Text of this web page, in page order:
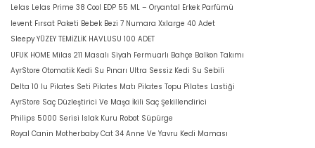
Lelas Lelas Prime 38 Cool EDP 55 ML – Oryantal Erkek Parfümü
levent Fırsat Paketi Bebek Bezi 7 Numara Xxlarge 40 Adet
Sleepy YÜZEY TEMİZLİK HAVLUSU 100 ADET
UFUK HOME Milas 211 Masalı Siyah Fermuarlı Bahçe Balkon Takımı
AyrStore Otomatik Kedi Su Pınarı Ultra Sessiz Kedi Su Sebili
Delta 10 lu Pilates Seti Pilates Matı Pilates Topu Pilates Lastiği
AyrStore Saç Düzleştirici Ve Maşa İkili Saç Şekillendirici
Philips 5000 Serisi Islak Kuru Robot Süpürge
Royal Canin Motherbaby Cat 34 Anne Ve Yavru Kedi Maması